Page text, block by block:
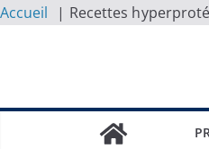
Accueil
Recettes